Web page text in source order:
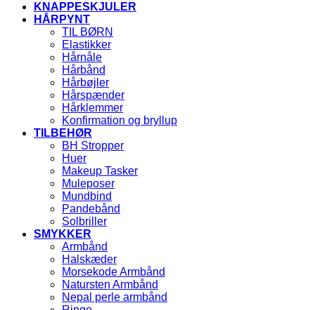
KNAPPESKJULER
HÅRPYNT
TIL BØRN
Elastikker
Hårnåle
Hårbånd
Hårbøjler
Hårspænder
Hårklemmer
Konfirmation og bryllup
TILBEHØR
BH Stropper
Huer
Makeup Tasker
Muleposer
Mundbind
Pandebånd
Solbriller
SMYKKER
Armbånd
Halskæder
Morsekode Armbånd
Natursten Armbånd
Nepal perle armbånd